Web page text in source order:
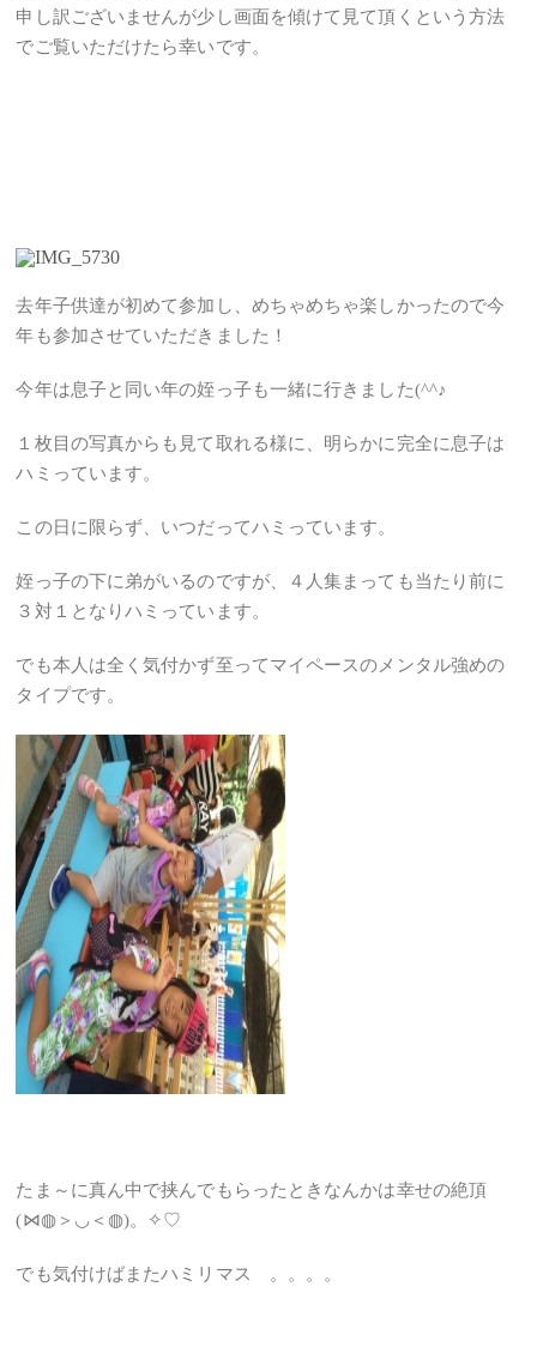
申し訳ございませんが少し画面を傾けて見て頂くという方法
でご覧いただけたら幸いです。
去年子供達が初めて参加し、めちゃめちゃ楽しかったので今
年も参加させていただきました！
今年は息子と同い年の姪っ子も一緒に行きました(^^♪
１枚目の写真からも見て取れる様に、明らかに完全に息子は
ハミっています。
この日に限らず、いつだってハミっています。
姪っ子の下に弟がいるのですが、４人集まっても当たり前に
３対１となりハミっています。
でも本人は全く気付かず至ってマイペースのメンタル強めの
タイプです。
たま～に真ん中で挟んでもらったときなんかは幸せの絶頂
(⋈◍＞◡＜◍)。✧♡
でも気付けばまたハミリマス 。。。。